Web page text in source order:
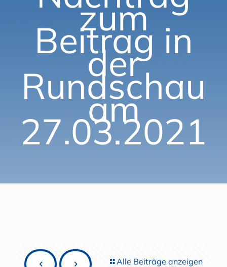
zum
Beitrag in
der
Rundschau
am
27.03.2021
Alle Beiträge anzeigen